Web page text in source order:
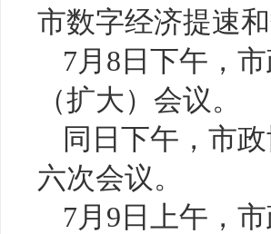
市数字经济提速
7月8日下午，
（扩大）会议。
同日下午，市
六次会议。
7月9日上午，